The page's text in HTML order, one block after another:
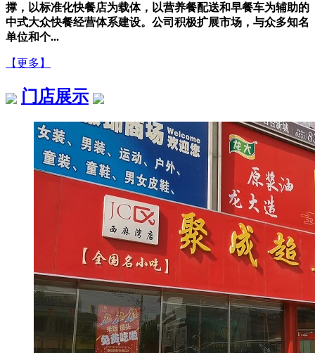
撑，以标准化快餐店为载体，以营养餐配送和早餐车为辅助的
中式大众快餐经营体系建设。公司积极扩展市场，与众多知名
单位和个...
【更多】
门店展示